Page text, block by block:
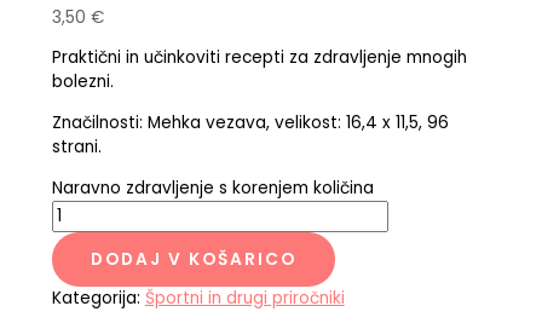
3,50 €
Praktični in učinkoviti recepti za zdravljenje mnogih
bolezni.
Značilnosti: Mehka vezava, velikost: 16,4 x 11,5, 96
strani.
Naravno zdravljenje s korenjem količina
DODAJ V KOŠARICO
Kategorija: Športni in drugi priročniki